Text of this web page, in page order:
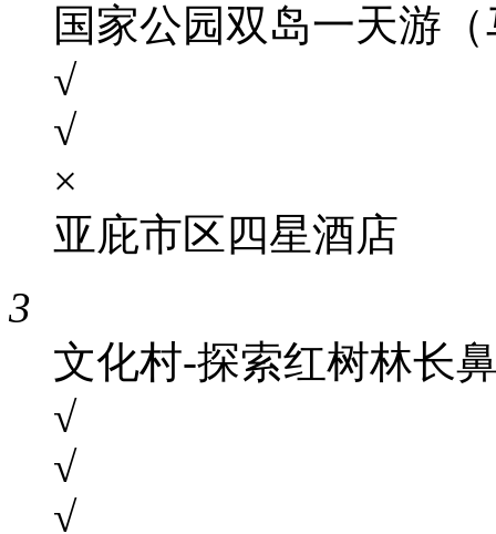
国家公园双岛一天游
√
√
×
亚庇市区四星酒店
3
文化村-探索红树林长
√
√
√